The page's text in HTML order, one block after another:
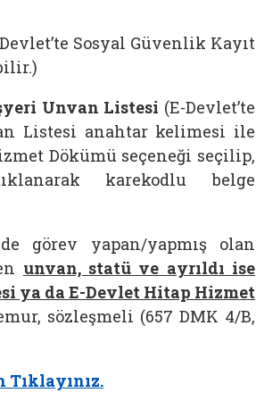
Sosyal Güvenlik Kayıt
Unvan Listesi (E-Devlet’te
Listesi anahtar kelimesi ile
Dökümü seçeneği seçilip,
karekodlu belge
görev yapan/yapmış olan
unvan, statü ve ayrıldı ise
ya da E-Devlet Hitap Hizmet
sözleşmeli (657 DMK 4/B,
Tıklayınız.